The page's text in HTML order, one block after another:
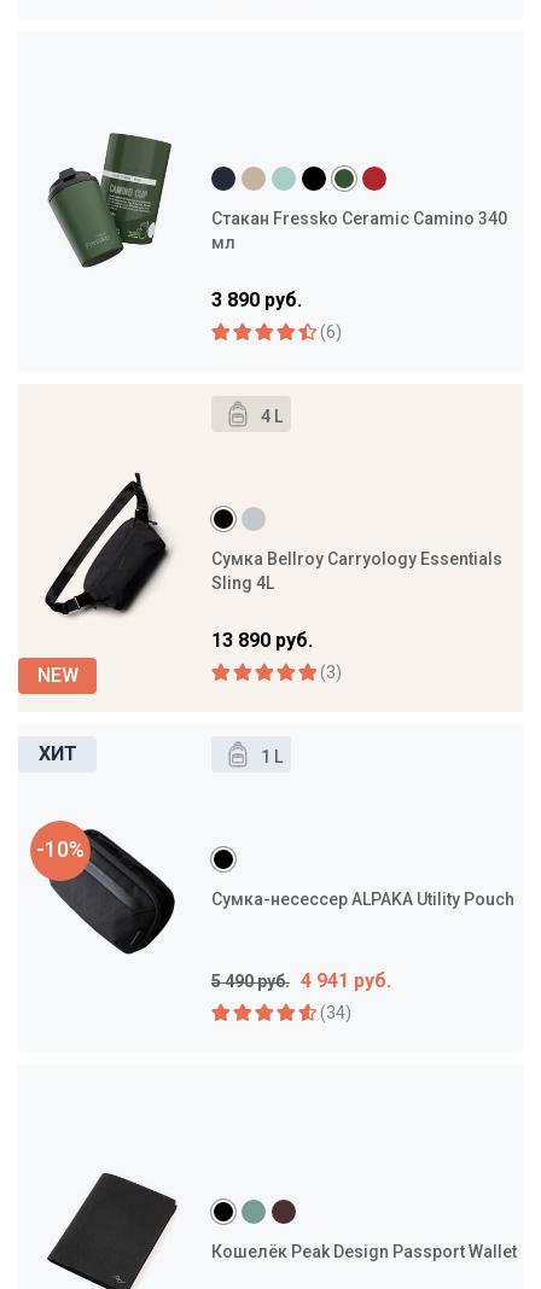
Стакан Fressko Ceramic Camino 340
мл
3 890 руб.
(6)
4 L
Сумка Bellroy Carryology Essentials
Sling 4L
13 890 руб.
(3)
-10%
1 L
Сумка-несессер ALPAKA Utility Pouch
5 490 руб. 4 941 руб.
(34)
Кошелёк Peak Design Passport Wallet